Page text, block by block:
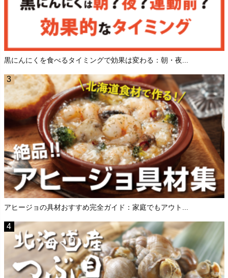
黒にんにくを食べるタイミングで効果は変わる：朝・夜...
アヒージョの具材おすすめ完全ガイド：家庭でもアウト...